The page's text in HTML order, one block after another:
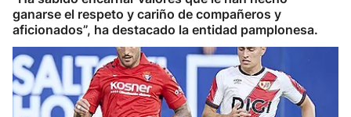
Ciclismo
Herri-kirolak
ganarse el respeto y cariño de compañeros y
aficionados”, ha destacado la entidad pamplonesa.